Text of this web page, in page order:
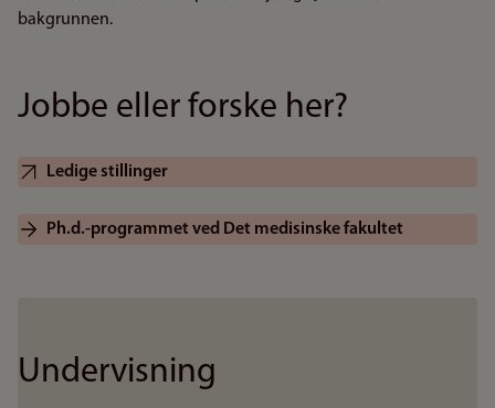
Jobbe eller forske her?
Ledige stillinger
Ph.d.-programmet ved Det medisinske fakultet
Undervisning